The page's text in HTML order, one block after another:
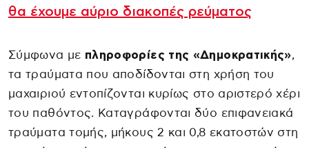
θα έχουμε αύριο διακοπές ρεύματος
Σύμφωνα με πληροφορίες της «Δημοκρατικής»,
τα τραύματα που αποδίδονται στη χρήση του
μαχαιριού εντοπίζονται κυρίως στο αριστερό χέρι
του παθόντος. Καταγράφονται δύο επιφανειακά
τραύματα τομής, μήκους 2 και 0,8 εκατοστών στη